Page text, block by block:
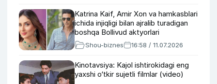
Katrina Kaif, Amir Xon va hamkasblari
ichida injiqligi bilan ajralib turadigan
boshqa Bollivud aktyorlari
Shou-biznes 16:58 / 11.07.2026
Kinotavsiya: Kajol ishtirokidagi eng
yaxshi o‘tkir sujetli filmlar (video)